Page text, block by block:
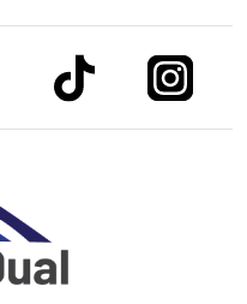
link to linkedinlink to tiktok link to